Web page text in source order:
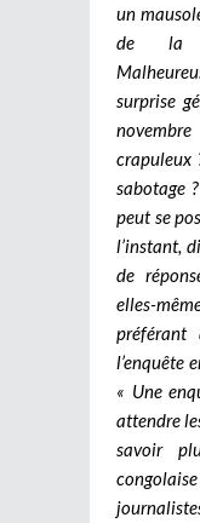
un
de la
surprise
sabotage
peut se
l’instant,
de
elles-
préférant
l’enquête
« Une
attendre
savoir